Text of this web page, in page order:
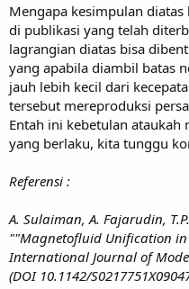
Mengapa kesimpulan
di publikasi yang telah
lagrangian diatas bisa
yang apabila diambil batas
jauh lebih kecil dari
tersebut mereproduksi
Entah ini kebetulan
yang berlaku, kita tunggu
Referensi :
A. Sulaiman, A. Fajarudin,
""Magnetofluid Unification
International Journal of
(DOI 10.1142/